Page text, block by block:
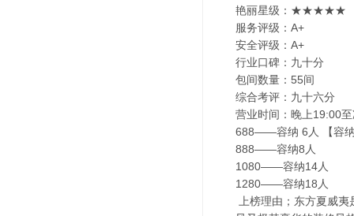
艳丽星级：★★★★★
服务评级：A+
安全评级：A+
行业口碑：九十分
包间数量：55间
综合考评：九十六分
营业时间：晚上19:00
688——容纳 6人 【容
888——容纳8人
1080——容纳14人
1280——容纳18人
上榜理由；东方夏威